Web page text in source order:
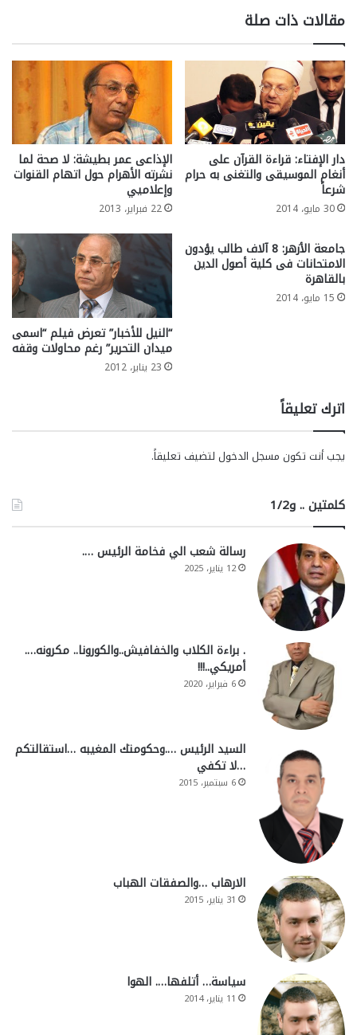
مقالات ذات صلة
دار الإفتاء: قراءة القرآن على
أنغام الموسيقى والتغنى به حرام
شرعاً
30 مايو، 2014
الإذاعى عمر بطيشة: لا صحة لما
نشرته الأهرام حول اتهام القنوات
وإعلاميي
22 فبراير، 2013
جامعة اﻷزهر: 8 آلاف طالب يؤدون
الامتحانات فى كلية أصول الدين
بالقاهرة
15 مايو، 2014
“النيل للأخبار” تعرض فيلم “اسمى
ميدان التحرير” رغم محاولات وقفه
23 يناير، 2012
اترك تعليقاً
يجب أنت تكون مسجل الدخول لتضيف تعليقاً.
كلمتين .. و1/2
رسالة شعب الي فخامة الرئيس ….
12 يناير، 2025
. براءة الكلاب والخفافيش..والكورونا.. مكرونه….
أمريكي..!!!
6 فبراير، 2020
السيد الرئيس ….وحكومتك المغيبه …استقالتكم
…لا تكفي
6 سبتمبر، 2015
الارهاب …والصفقات الهباب
31 يناير، 2015
سياسة… أتلفها…. الهوا
11 يناير، 2014